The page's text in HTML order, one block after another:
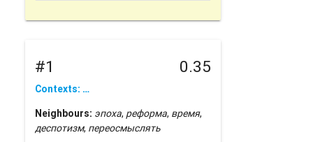
#1 0.35
Contexts: …
Neighbours: эпоха, реформа, время,
деспотизм, переосмыслять